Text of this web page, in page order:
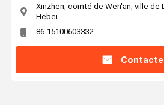
Xinzhen, comté de Wen'an, ville de
Hebei
86-15100603332